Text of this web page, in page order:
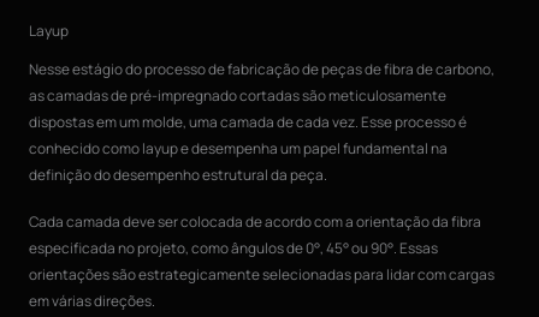
Layup
Nesse estágio do processo de fabricação de peças de fibra de carbono,
as camadas de pré-impregnado cortadas são meticulosamente
dispostas em um molde, uma camada de cada vez. Esse processo é
conhecido como layup e desempenha um papel fundamental na
definição do desempenho estrutural da peça.
Cada camada deve ser colocada de acordo com a orientação da fibra
especificada no projeto, como ângulos de 0°, 45° ou 90°. Essas
orientações são estrategicamente selecionadas para lidar com cargas
em várias direções.